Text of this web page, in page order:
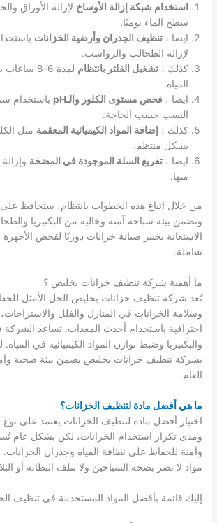
استخدام شبكة إزالة الأوساخ لإزالة الأوراق
سطح الماء يوميًا.
ايضا ،تنظيف الجدران وأرضية الخزانات
لإزالة الطحالب والرواسب.
كذلك ،تشغيل الفلتر بانتظام
لمدة 6–8
المياه.
ايضا ،فحص مستوى الكلور والـpH
باستخدام
النسب حسب الحاجة.
كذلك ، إضافة المواد الكيميائية المعقمة مثل
بشكل منتظم.
ايضا ،تفريغ السلة الموجودة في المضخة
منها.
من خلال اتباع هذه الخطوات بانتظام، ستحافظ على
وتضمن بيئة سباحة آمنة وخالية من البكتيريا
الاستعانة بخبير صيانة خزانات دوريًا لفحص الأجهزة
شاملة.
ما أهمية شركة تنظيف خزانات بخليص ؟
تُعد شركه تنظيف خزانات بخليص الحل الأمثل
وسلامة الخزانات في المنازل والفلل
احترافية باستخدام أحدث المعدات. تساعد الشركة
والبكتيريا وضبط توازن المواد الكيميائية في المياه.
بشركة تنظيف خزانات بخليص يضمن بيئة صحية
العام.
ما هي أفضل مادة لتنظيف الخزانات؟
اختيار أفضل مادة لتنظيف الخزانات يعتمد على نوع
ومدى تكرار استخدام الخزانات، لكن بشكل عام
وآمنة للحفاظ على نظافة المياه وجدران
مواد لا تضر بصحة السباحين ولا تتلف البطانة أو
إليك قائمة بأفضل المواد المستخدمة في تنظيف